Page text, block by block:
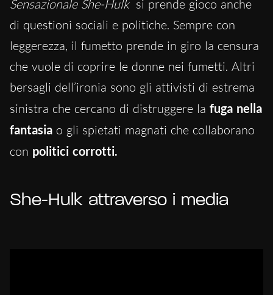
Sensazionale She-Hulk si prende gioco anche
di questioni sociali e politiche. Sempre con
leggerezza, il fumetto prende in giro la censura
che vuole di coprire le donne nei fumetti. Altri
bersagli dell’ironia sono gli attivisti di estrema
sinistra che cercano di distruggere la fuga nella
fantasia o gli spietati magnati che collaborano
con politici corrotti.
She-Hulk attraverso i media